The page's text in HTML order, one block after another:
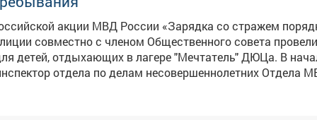
акции МВД России «Зарядка со стражем
совместно с членом Общественного совета провели
детей, отдыхающих в лагере "Мечтатель" ДЮЦа. В начале
отдела по делам несовершеннолетних Отдела
лейтенант полиции Карина Удалова напомнила о
ресурса человека, основы для успешной учёбы,